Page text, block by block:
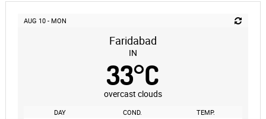
AUG 10 - MON
Faridabad
IN
33°C
overcast clouds
DAY COND. TEMP.